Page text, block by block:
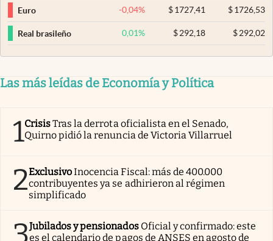
Euro -0,04% $ 1727,41 $1726,53
Real brasileño 0,01% $ 292,18 $292,02
Las más leídas de Economía y Política
1CrisisTras la derrota oficialista en el Senado,
Quirno pidió la renuncia de Victoria Villarruel
2ExclusivoInocencia Fiscal: más de 400.000
contribuyentes ya se adhirieron al régimen
simplificado
Jubilados y pensionados Oficial y confirmado: este
es el calendario de pagos de ANSES en agosto de